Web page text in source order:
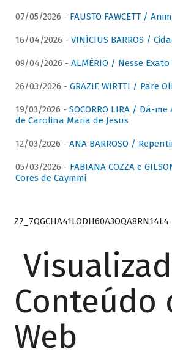
07/05/2026 - FAUSTO FAWCETT /
16/04/2026 - VINÍCIUS BARROS /
09/04/2026 - ALMÉRIO / Nesse
26/03/2026 - GRAZIE WIRTTI / Pare
19/03/2026 - SOCORRO LIRA / Dá-
de Carolina Maria de Jesus
12/03/2026 - ANA BARROSO /
05/03/2026 - FABIANA COZZA e
Cores de Caymmi
Z7_7QGCHA41LODH60A3OQA8RN14L4
Conteúdo
Web